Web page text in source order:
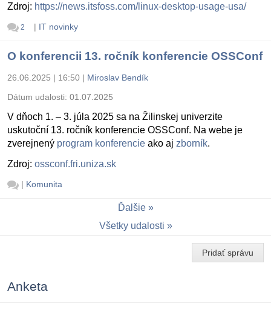
Zdroj: https://news.itsfoss.com/linux-desktop-usage-usa/
2 | IT novinky
O konferencii 13. ročník konferencie OSSConf
26.06.2025 | 16:50 | Miroslav Bendík
Dátum udalosti: 01.07.2025
V dňoch 1. – 3. júla 2025 sa na Žilinskej univerzite
uskutoční 13. ročník konferencie OSSConf. Na webe je
zverejnený program konferencie ako aj zborník.
Zdroj: ossconf.fri.uniza.sk
| Komunita
Ďalšie
Všetky udalosti
Pridať správu
Anketa